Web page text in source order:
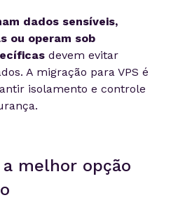
dados sensíveis,
ou operam sob
devem evitar
A migração para VPS é
isolamento e controle
melhor opção